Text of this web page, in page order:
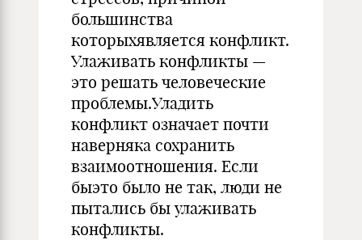
большинства
которыхявляется конфликт.
Улаживать конфликты —
это решать человеческие
проблемы.Уладить
конфликт означает почти
наверняка сохранить
взаимоотношения. Если
быэто было не так, люди не
пытались бы улаживать
конфликты.